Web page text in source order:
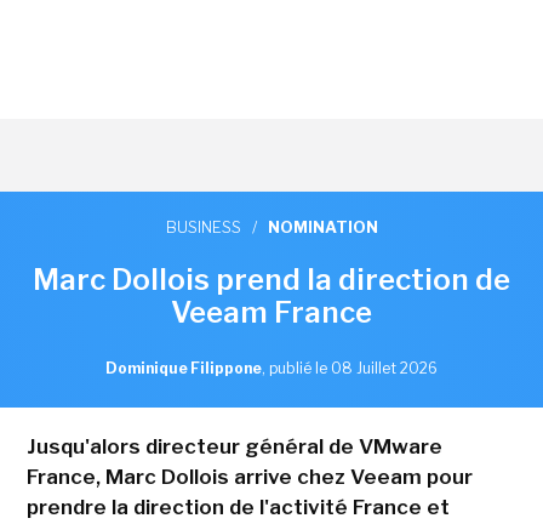
BUSINESS / NOMINATION
Marc Dollois prend la direction de
Veeam France
Dominique Filippone, publié le 08 Juillet 2026
Jusqu'alors directeur général de VMware
France, Marc Dollois arrive chez Veeam pour
prendre la direction de l'activité France et